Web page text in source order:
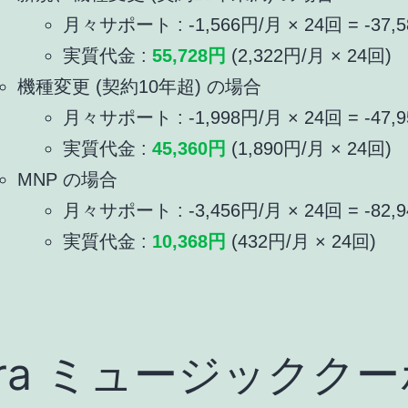
月々サポート : -1,566円/月 × 24回 = -
実質代金 : 55,728円 (2,322円/月 × 24回)
機種変更 (契約10年超) の場合
月々サポート : -1,998円/月 × 24回 = -
実質代金 : 45,360円 (1,890円/月 × 24回)
MNP の場合
月々サポート : -3,456円/月 × 24回 = -
実質代金 : 10,368円 (432円/月 × 24回)
ミュージックク